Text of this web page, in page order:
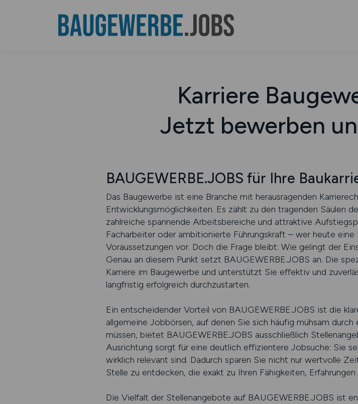
Karriere
Jetzt bewerben
BAUGEWERBE.JOBS für Ihre
Das Baugewerbe ist eine Branche mit herausragenden
Entwicklungsmöglichkeiten. Es zählt zu den tragenden Säulen
zahlreiche spannende Arbeitsbereiche und attraktive
Facharbeiter oder ambitionierte Führungskraft – wer heute
Voraussetzungen vor. Doch die Frage bleibt: Wie gelingt der
Genau an diesem Punkt setzt BAUGEWERBE.JOBS an. Die
Karriere im Baugewerbe und unterstützt Sie effektiv und
langfristig erfolgreich durchzustarten.
Ein entscheidender Vorteil von BAUGEWERBE.JOBS ist die
allgemeine Jobbörsen, auf denen Sie sich häufig mühsam
müssen, bietet BAUGEWERBE.JOBS ausschließlich
Ausrichtung sorgt für eine deutlich effizientere Jobsuche: Sie
wirklich relevant sind. Dadurch sparen Sie nicht nur wertvolle
Stelle zu entdecken, die exakt zu Ihren Fähigkeiten,
Die Vielfalt der Stellenangebote auf BAUGEWERBE.JOBS ist